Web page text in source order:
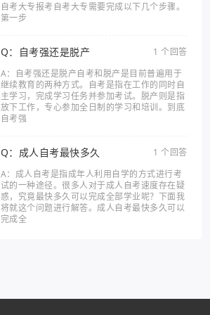
自考大专报考自考大专需要完成以下几个步骤。
第一步
Q：自考强还是脱产
1 个回答
A：自考强还是脱产自考和脱产是目前普遍用于
继续教育的两种方式。自考是指在工作的同时自
主学习，完成学习任务并参加考试。脱产则是指
放下工作，专心参加全日制的学习和培训。到底
自考强
Q：成人自考最快多久
1 个回答
A：成人自考是指成年人利用自学的方式进行考
试的一种途径。很多人对于成人自考速度存在疑
惑，究竟最快多久可以完成全部学业呢？下面我
将就这个问题进行解答。成人自考最快多久可以
完成全